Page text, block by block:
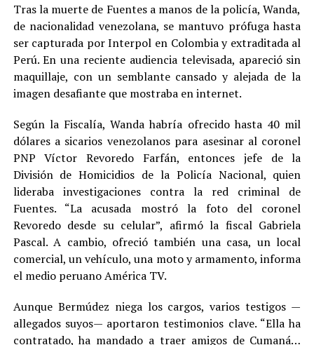
Tras la muerte de Fuentes a manos de la policía, Wanda,
de nacionalidad venezolana, se mantuvo prófuga hasta
ser capturada por Interpol en Colombia y extraditada al
Perú. En una reciente audiencia televisada, apareció sin
maquillaje, con un semblante cansado y alejada de la
imagen desafiante que mostraba en internet.
Según la Fiscalía, Wanda habría ofrecido hasta 40 mil
dólares a sicarios venezolanos para asesinar al coronel
PNP Víctor Revoredo Farfán, entonces jefe de la
División de Homicidios de la Policía Nacional, quien
lideraba investigaciones contra la red criminal de
Fuentes. “La acusada mostró la foto del coronel
Revoredo desde su celular”, afirmó la fiscal Gabriela
Pascal. A cambio, ofreció también una casa, un local
comercial, un vehículo, una moto y armamento, informa
el medio peruano América TV.
Aunque Bermúdez niega los cargos, varios testigos —
allegados suyos— aportaron testimonios clave. “Ella ha
contratado, ha mandado a traer amigos de Cumaná…